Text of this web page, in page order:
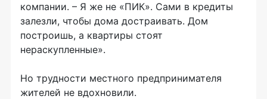
компании. – Я же не «ПИК». Сами в кредиты
залезли, чтобы дома достраивать. Дом
построишь, а квартиры стоят
нераскупленные».
Но трудности местного предпринимателя
жителей не вдохновили.